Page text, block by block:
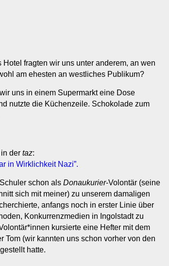
Hotel fragten wir uns unter anderem, an wen
am ehesten an westliches Publikum?
uns in einem Supermarkt eine Dose
nutzte die Küchenzeile. Schokolade zum
der taz:
in Wirklichkeit Nazi”.
schon als Donaukurier-Volontär (seine
sich mit meiner) zu unserem damaligen
anfangs noch in erster Linie über
Konkurrenzmedien in Ingolstadt zu
kursierte eine Hefter mit dem
Tom (wir kannten uns schon vorher von den
hatte.